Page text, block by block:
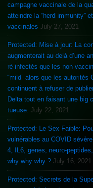
campagne vaccinale de la
atteindre la “herd immunity”
vaccinales July 27, 2021
Protected: Mise à jour: La
augmenterait au delà d’une
ré-infectés que les non-
“mild” alors que les autorités
continuent à refuser de
Delta tout en faisant une big
tueuse. July 22, 2021
Protected: Le Sex Faible:
vulnérables au COVID
4, IL6, genes, neuro-
why why why ? July 16, 2021
Protected: Secrets de la Super-Longévité: La Frailty (faiblesse via